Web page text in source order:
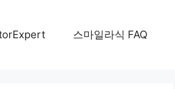
스마일라식 FAQ